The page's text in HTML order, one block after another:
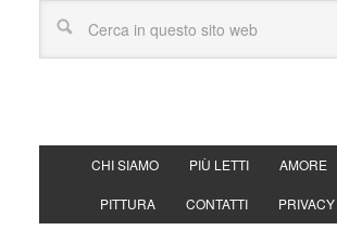
CHI SIAMO PIÙ LETTI AMORE
PITTURA CONTATTI